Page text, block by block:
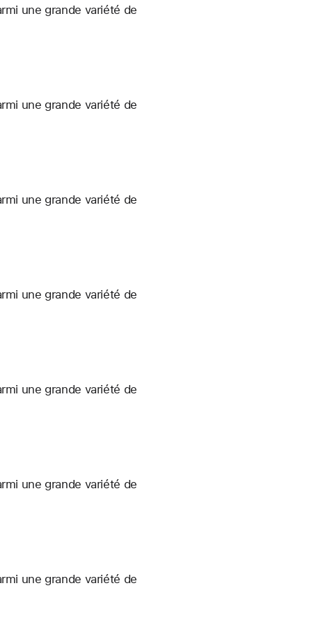
une grande variété de
une grande variété de
une grande variété de
une grande variété de
une grande variété de
une grande variété de
une grande variété de